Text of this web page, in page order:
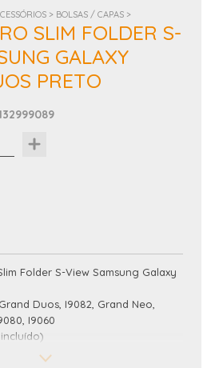
> BOLSAS / CAPAS >
SLIM FOLDER S-
GALAXY
PRETO
Folder S-View Samsung Galaxy
Grand Duos, I9082, Grand Neo,
I9060
corresponde ao modelo correto.